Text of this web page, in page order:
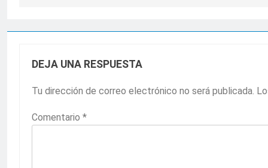
DEJA UNA RESPUESTA
Tu dirección de correo electrónico no será publicada.
Comentario *